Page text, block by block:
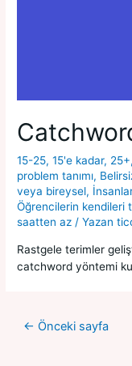
15-25,15'e kadar, 25+
problem tanımı,
veya bireysel,
Öğrencilerin kendileri
saatten az / Yazan
Rastgele terimler
catchword yöntemi
← Önceki sayfa